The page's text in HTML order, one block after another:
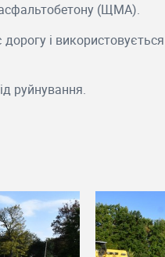
(ЩМА).
і
руйнування.